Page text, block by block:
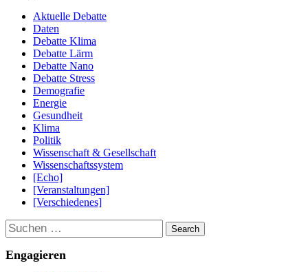
Aktuelle Debatte
Daten
Debatte Klima
Debatte Lärm
Debatte Nano
Debatte Stress
Demografie
Energie
Gesundheit
Klima
Politik
Wissenschaft & Gesellschaft
Wissenschaftssystem
[Echo]
[Veranstaltungen]
[Verschiedenes]
Suchen
Engagieren